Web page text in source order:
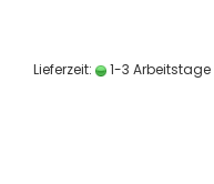
Lieferzeit: 1-3 Arbeitstage